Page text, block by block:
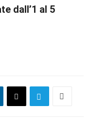
dall’1 al 5